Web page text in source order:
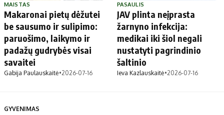
MAISTAS
Makaronai pietų dėžutei
be sausumo ir sulipimo:
paruošimo, laikymo ir
padažų gudrybės visai
savaitei
Gabija Paulauskaitė•2026-07-16
PASAULIS
JAV plinta neįprasta
žarnyno infekcija:
medikai iki šiol negali
nustatyti pagrindinio
šaltinio
Ieva Kazlauskaitė•2026-07-16
GYVENIMAS